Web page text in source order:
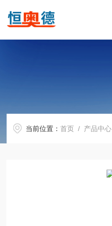
当前位置：首页 / 产品中心